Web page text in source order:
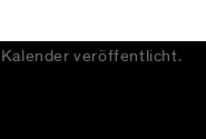
Kalender veröffentlicht.